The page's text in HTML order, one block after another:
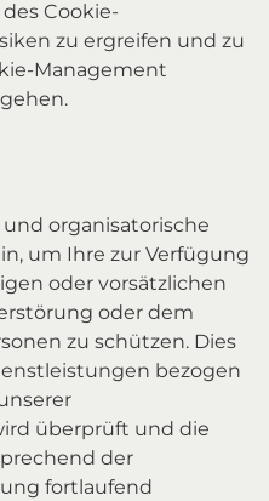
Cookie-
zu ergreifen und zu
Management
organisatorische
um Ihre zur Verfügung
oder vorsätzlichen
oder dem
zu schützen. Dies
bezogen
überprüft und die
der
fortlaufend